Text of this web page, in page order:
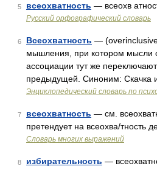
5 всеохватность — всеохв
Русский орфографический словарь
6 Всеохватность —
мышления, при котором мысли
ассоциации тут же
предыдущей. Синоним: Скачка
Энциклопедический словарь по
7 всеохватность — см.
претендует на всеохва/тность
Словарь многих выражений
8 избирательность —